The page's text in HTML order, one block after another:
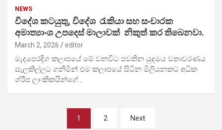
NEWS
විදේශ කටයුතු, විදේශ රැකියා සහ සංචාරක
අමාත්‍යාංශ උපදෙස් මාලාවක් නිකුත් කර තිබෙනවා.
March 2, 2026 editor
මැදපෙරදිග කලාපයේ මේ වනවිට පවතින යුදමය වතාවරණය
සැලකිල්ලට ගනිමින් එම කලාපයේ සිටින මිලියනකට අධික
ශ්රීප ලාංකිකයින්ගේ…
1 2 Next